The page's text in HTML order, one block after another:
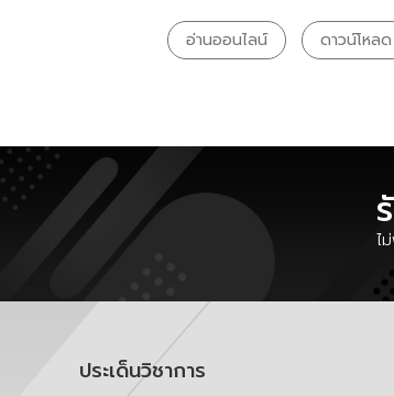
อ่านออนไลน์ ดาวน์โหลด
ไ
ประเด็นวิชาการ